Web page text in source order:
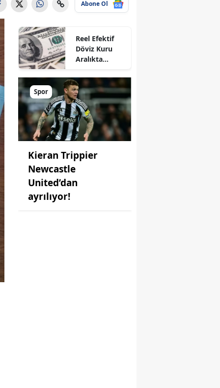
Abone Ol
Reel Efektif
Döviz Kuru
Aralıkta
Spor
Kieran Trippier
Newcastle
United’dan
ayrılıyor!